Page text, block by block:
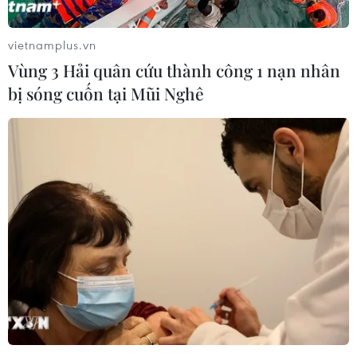
Đề phòng triều cường kết hợp sóng lớn tại
khu vực ven biển Nam Bộ
21/03/2023 06:37
Do ảnh hưởng của triều cường kết hợp sóng lớn, khu
vực ven biển các tỉnh, thành phố Nam Bộ có khả năng
ngập úng tại các vùng trũng, vùng ven sông và vùng
vietnamplus.vn
Vùng 3 Hải quân cứu thành công 1 nạn nhân
bị sóng cuốn tại Mũi Nghê